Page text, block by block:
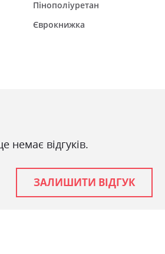
Пінополіуретан
Єврокнижка
немає відгуків.
ЗАЛИШИТИ ВІДГУК